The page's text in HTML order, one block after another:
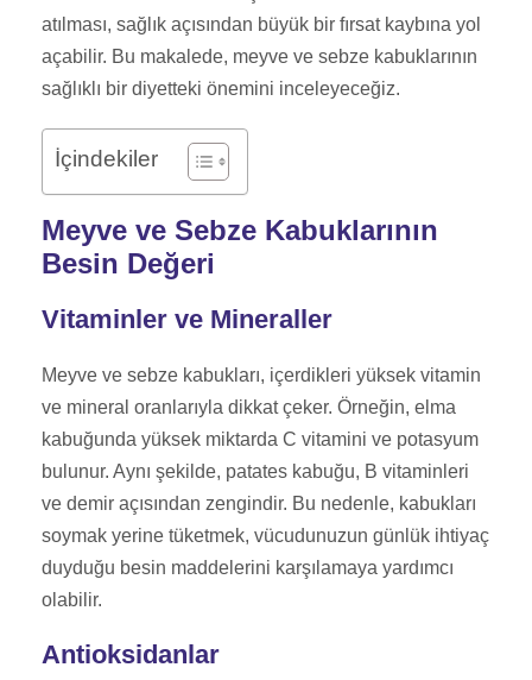
atılması, sağlık açısından büyük bir fırsat kaybına yol
açabilir. Bu makalede, meyve ve sebze kabuklarının
sağlıklı bir diyetteki önemini inceleyeceğiz.
İçindekiler
Meyve ve Sebze Kabuklarının
Besin Değeri
Vitaminler ve Mineraller
Meyve ve sebze kabukları, içerdikleri yüksek vitamin
ve mineral oranlarıyla dikkat çeker. Örneğin, elma
kabuğunda yüksek miktarda C vitamini ve potasyum
bulunur. Aynı şekilde, patates kabuğu, B vitaminleri
ve demir açısından zengindir. Bu nedenle, kabukları
soymak yerine tüketmek, vücudunuzun günlük ihtiyaç
duyduğu besin maddelerini karşılamaya yardımcı
olabilir.
Antioksidanlar